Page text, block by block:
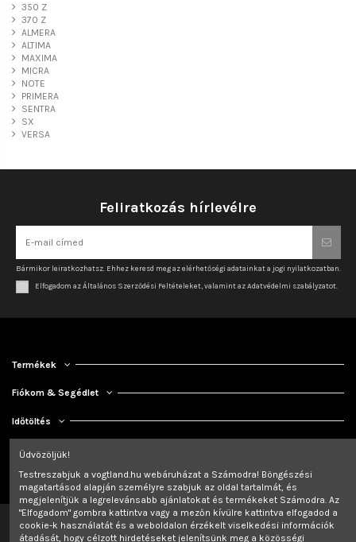
350 Z
370 Z
ALMERA
ALTIMA
MAXIMA
MICRA
NOTE
PRIMERA
SENTRA
SX
VERSA
Feliratkozás hírlevélre
Bármikor leiratkozhatsz. Ehhez keresd meg az elérhetőségi adatainkat a jogi nyilatkozatban.
Elfogadom az Általános Szerződési Feltételeket, valamint az Adatvédelmi szabályzatot.
Termékek
Fiókom & Segédlet
Időtöltés
Kapcsolat
Üdvözöljük!
Testreszabjuk a vogtland.hu webáruházat a Számodra! Böngészési
magatartásod alapján személyre szabjuk az oldal tartalmát, és
megjelenítjük a legrelevánsabb ajánlatokat és termékeket Számodra. Az
"Elfogadom" gombra kattintva vagy a mezőn kívülre kattintva elfogadod a
cookie-k használatát és a weboldalon érzékelt viselkedési információk
átadását, hogy célzott hirdetéseket jelenítsünk meg a közösségi